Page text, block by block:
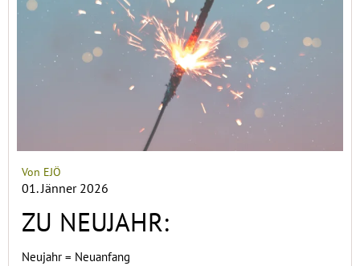
Von EJÖ
01. Jänner 2026
ZU NEUJAHR:
Neujahr = Neuanfang